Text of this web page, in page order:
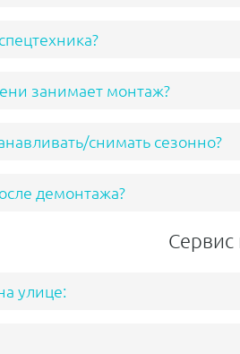
занимает монтаж?
снимать сезонно?
демонтажа?
Сервис
улице: